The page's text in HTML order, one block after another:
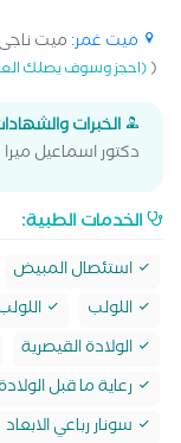
ميت غمر: ميت
((احجز وسوف يصلك
الخبرات
دكتور اسماعيل
الخدمات الطبية:
استئصال المبيض
اللولب
الولادة القيصرية
رعاية ما قبل
سونار رباعي الابعاد